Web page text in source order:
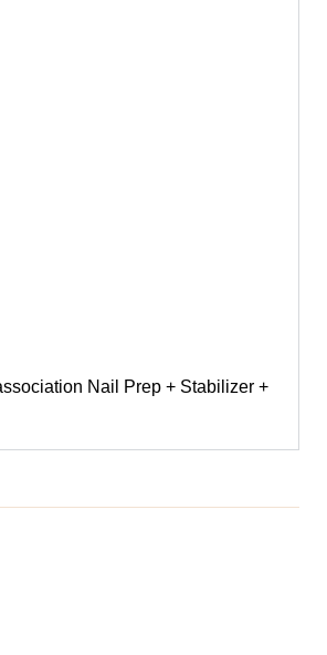
Nail Prep + Stabilizer +